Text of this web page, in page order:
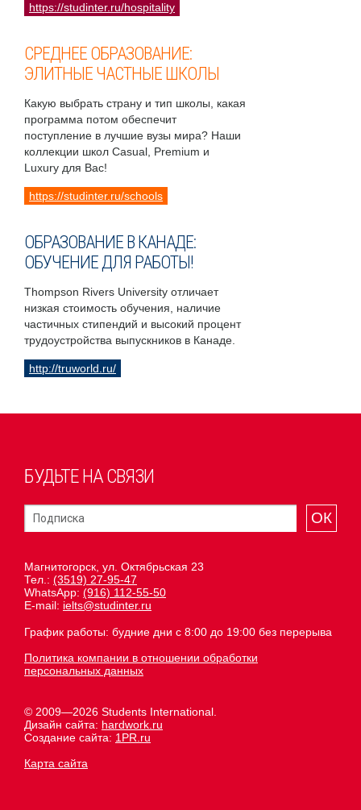
https://studinter.ru/hospitality
СРЕДНЕЕ ОБРАЗОВАНИЕ:
ЭЛИТНЫЕ ЧАСТНЫЕ ШКОЛЫ
Какую выбрать страну и тип школы, какая
программа потом обеспечит
поступление в лучшие вузы мира? Наши
коллекции школ Casual, Premium и
Luxury для Вас!
https://studinter.ru/schools
ОБРАЗОВАНИЕ В КАНАДЕ:
ОБУЧЕНИЕ ДЛЯ РАБОТЫ!
Thompson Rivers University отличает
низкая стоимость обучения, наличие
частичных стипендий и высокий процент
трудоустройства выпускников в Канаде.
http://truworld.ru/
БУДЬТЕ НА СВЯЗИ
ОК
Магнитогорск, ул. Октябрьская 23
Тел.: (3519) 27-95-47
WhatsApp: (916) 112-55-50
E-mail: ielts@studinter.ru
График работы: будние дни с 8:00 до 19:00 без перерыва
Политика компании в отношении обработки
персональных данных
© 2009—2026 Students International.
Дизайн сайта: hardwork.ru
Создание сайта: 1PR.ru
Карта сайта